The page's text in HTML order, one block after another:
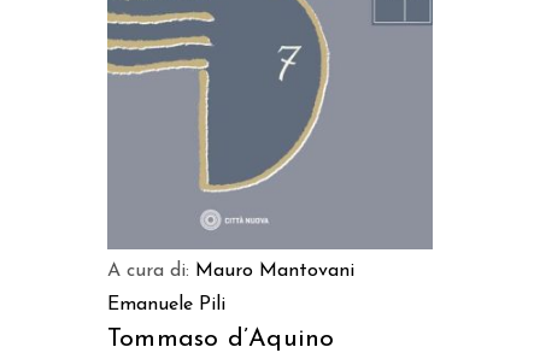
AGGIUNGI AL CARRELLO
A cura di: Mauro Mantovani
Emanuele Pili
Tommaso d’Aquino